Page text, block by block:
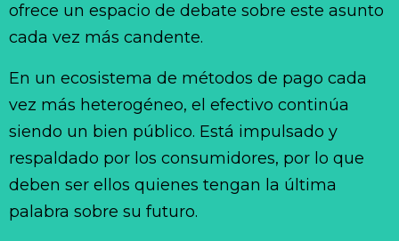
ofrece un espacio de debate sobre este asunto
cada vez más candente.
En un ecosistema de métodos de pago cada
vez más heterogéneo, el efectivo continúa
siendo un bien público. Está impulsado y
respaldado por los consumidores, por lo que
deben ser ellos quienes tengan la última
palabra sobre su futuro.